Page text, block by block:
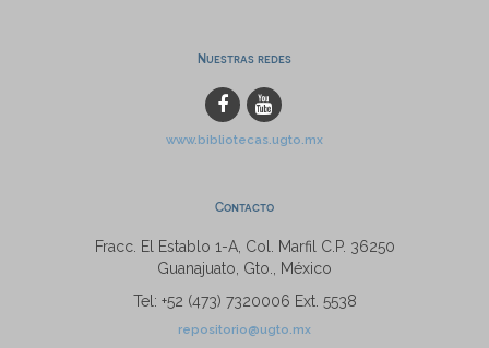
Nuestras redes
www.bibliotecas.ugto.mx
Contacto
Fracc. El Establo 1-A, Col. Marfil C.P. 36250
Guanajuato, Gto., México
Tel: +52 (473) 7320006 Ext. 5538
repositorio@ugto.mx